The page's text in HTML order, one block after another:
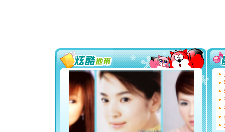
[圣诞节]
你太多
要平安！
[圣诞节]
能正大
都要快乐
[圣诞节]
如意,快
[元旦]
看
断电。